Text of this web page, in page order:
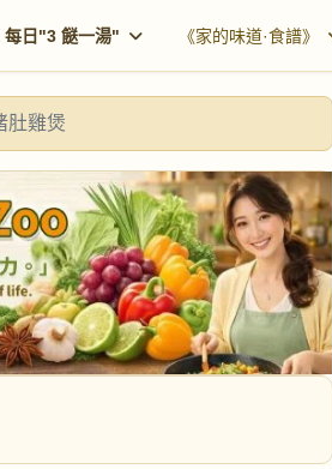
每日"3 餸一湯" 《家的味道·食譜》
肚雞煲